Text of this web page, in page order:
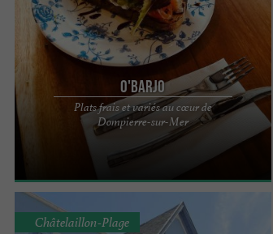
O'Barjo
Plats frais et variés au cœur de
Dompierre-sur-Mer
Au cœur de Dompierre sur Mer, profitez des plats
frai s et variés tout au long de l'année. Idéal pour
Châtelaillon-Plage